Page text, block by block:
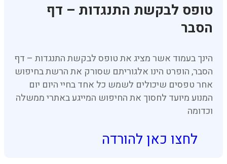
טופס לבקשת התנגדות – דף
הסבר
הינך בעמוד אשר מציג את טופס לבקשת התנגדות – דף
הסבר, הופרט הינו אלגוריתם שסורק את הרשת בחיפוש
אחר טפסים שיכולים לשמש כל אחד בחיי היום יום
המנוע מיועד לחסוך את החיפוש המייגע באתרי ממשלה
וכדומה
לחצו כאן להורדה